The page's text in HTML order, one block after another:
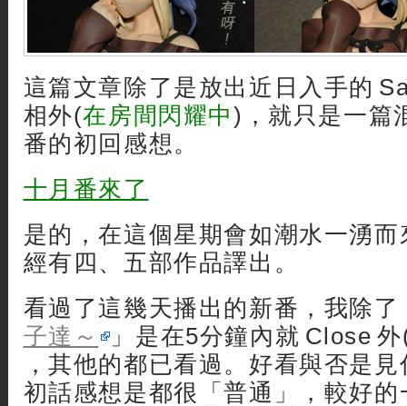
這篇文章除了是放出近日入手的
相外(在房間閃耀中)，就只是一篇
番的初回感想。
十月番來了
是的，在這個星期會如潮水一湧
經有四、五部作品譯出。
看過了這幾天播出的新番，我除了
子達～
」是在5分鐘內就 Close
，其他的都已看過。好看與否是
初話感想是都很「普通」，較好的